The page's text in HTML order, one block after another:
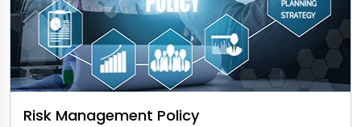
Risk Management Policy